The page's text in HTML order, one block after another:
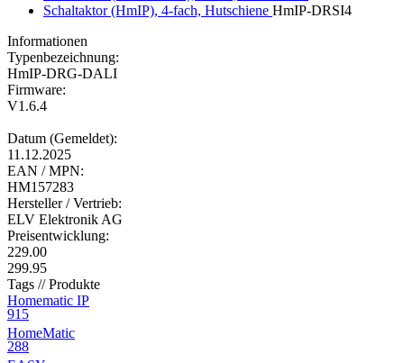
Schaltaktor (HmIP), 4-fach, Hutschiene HmIP-DRSI4
Informationen
Typenbezeichnung:
HmIP-DRG-DALI
Firmware:
V1.6.4
Datum (Gemeldet):
11.12.2025
EAN / MPN:
HM157283
Hersteller / Vertrieb:
ELV Elektronik AG
Preisentwicklung:
229.00
299.95
Tags // Produkte
Homematic IP
915
HomeMatic
288